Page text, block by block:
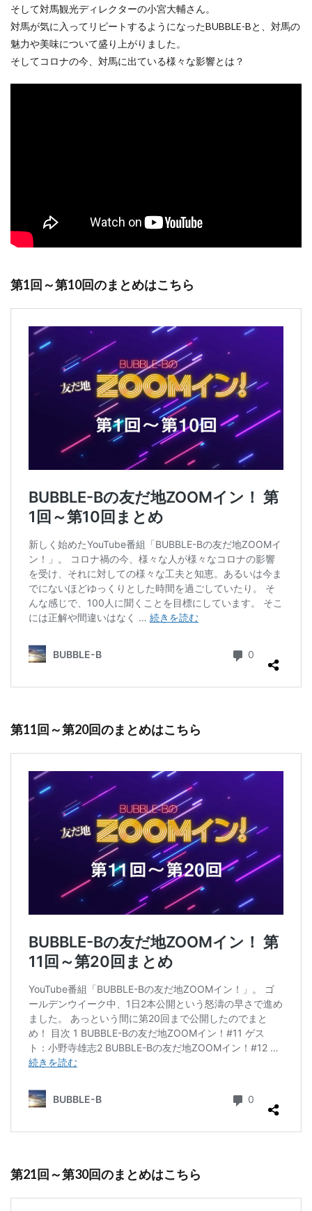
そして対馬観光ディレクターの小宮大輔さん。
対馬が気に入ってリピートするようになったBUBBLE-Bと、対馬の
魅力や美味について盛り上がりました。
そしてコロナの今、対馬に出ている様々な影響とは？
第1回～第10回のまとめはこちら
第11回～第20回のまとめはこちら
第21回～第30回のまとめはこちら